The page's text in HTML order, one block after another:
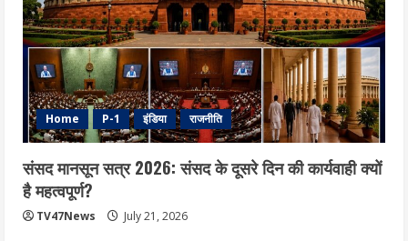
Home P-1 इंडिया राजनीति
संसद मानसून सत्र 2026: संसद के दूसरे दिन की कार्यवाही क्यों
है महत्वपूर्ण?
TV47News July 21, 2026